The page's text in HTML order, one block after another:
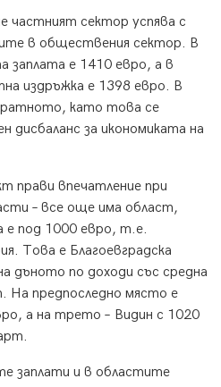
частният сектор успява с
в обществения сектор. В
заплата е 1410 евро, а в
издръжка е 1398 евро. В
като това се
дисбаланс за икономиката на
прави впечатление при
– все още има област,
е под 1000 евро, т.е.
Това е Благоевградска
дъното по доходи със средна
На предпоследно място е
а на трето – Видин с 1020
заплати и в областите